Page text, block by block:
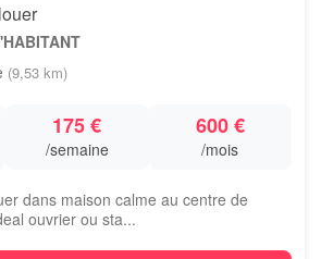
(9,53 km)
175 €
/semaine
600 €
/mois
dans maison calme au centre de
ouvrier ou sta...